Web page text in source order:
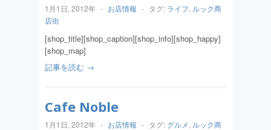
1月1日, 2012年 - お店情報 - タグ: ライフ, ルック商
店街
[shop_title][shop_caption][shop_info][shop_happy]
[shop_map]
記事を読む →
Cafe Noble
1月1日, 2012年 - お店情報 - タグ: グルメ, ルック商